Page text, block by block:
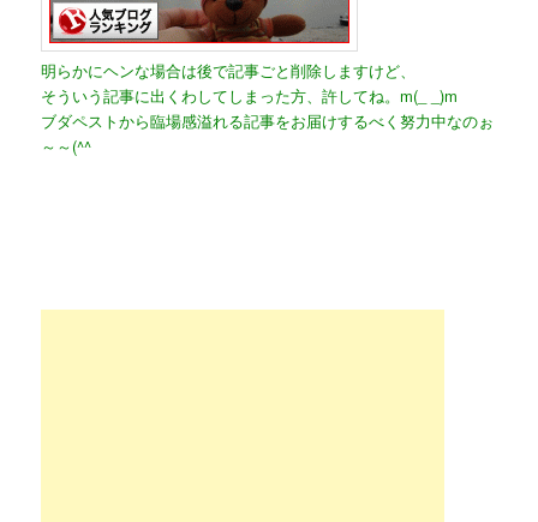
明らかにヘンな場合は後で記事ごと削除しますけど、
そういう記事に出くわしてしまった方、許してね。m(_ _)m
ブダペストから臨場感溢れる記事をお届けするべく努力中なのぉ
～～(^^ゞ